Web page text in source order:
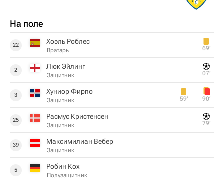
На поле
22 Хоэль Роблес
Вратарь 69‎’‎
2 Люк Эйлинг
Защитник 07‎’‎
3 Хуниор Фирпо
Защитник 59‎’‎ 90‎’‎
25 Расмус Кристенсен
Защитник 79‎’‎
39 Максимилиан Вебер
Защитник
5 Робин Кох
Полузащитник